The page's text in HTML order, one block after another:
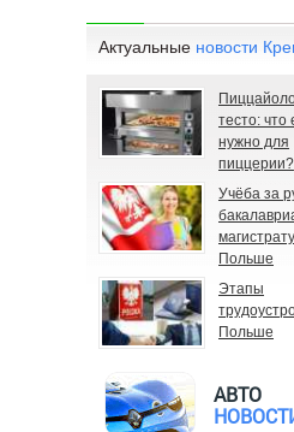
Актуальные новости
тесто: что
нужно для
пиццерии?
Учёба за
Польше
Этапы
Польше
АВТО